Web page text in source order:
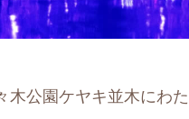
木公園ケヤキ並木にわ